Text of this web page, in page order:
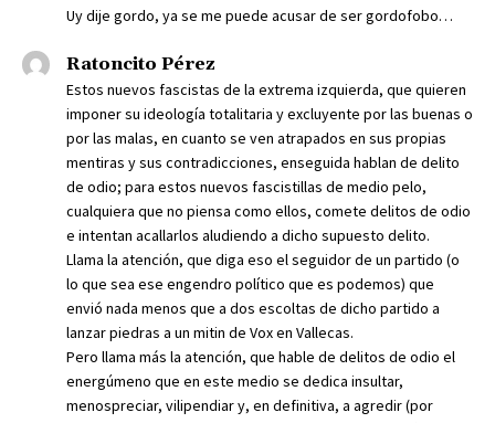
Uy dije gordo, ya se me puede acusar de ser gordofobo…
Ratoncito Pérez
Estos nuevos fascistas de la extrema izquierda, que quieren
imponer su ideología totalitaria y excluyente por las buenas o
por las malas, en cuanto se ven atrapados en sus propias
mentiras y sus contradicciones, enseguida hablan de delito
de odio; para estos nuevos fascistillas de medio pelo,
cualquiera que no piensa como ellos, comete delitos de odio
e intentan acallarlos aludiendo a dicho supuesto delito.
Llama la atención, que diga eso el seguidor de un partido (o
lo que sea ese engendro político que es podemos) que
envió nada menos que a dos escoltas de dicho partido a
lanzar piedras a un mitin de Vox en Vallecas.
Pero llama más la atención, que hable de delitos de odio el
energúmeno que en este medio se dedica insultar,
menospreciar, vilipendiar y, en definitiva, a agredir (por